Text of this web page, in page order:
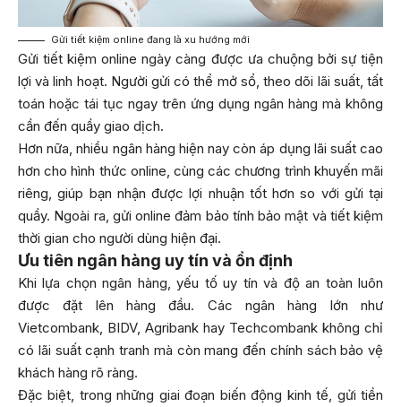
Gửi tiết kiệm online đang là xu hướng mới
Gửi tiết kiệm online ngày càng được ưa chuộng bởi sự tiện
lợi và linh hoạt. Người gửi có thể mở sổ, theo dõi lãi suất, tất
toán hoặc tái tục ngay trên ứng dụng ngân hàng mà không
cần đến quầy giao dịch.
Hơn nữa, nhiều ngân hàng hiện nay còn áp dụng lãi suất cao
hơn cho hình thức online, cùng các chương trình khuyến mãi
riêng, giúp bạn nhận được lợi nhuận tốt hơn so với gửi tại
quầy. Ngoài ra, gửi online đảm bảo tính bảo mật và tiết kiệm
thời gian cho người dùng hiện đại.
Ưu tiên ngân hàng uy tín và ổn định
Khi lựa chọn ngân hàng, yếu tố uy tín và độ an toàn luôn
được đặt lên hàng đầu. Các ngân hàng lớn như
Vietcombank, BIDV, Agribank hay Techcombank không chỉ
có lãi suất cạnh tranh mà còn mang đến chính sách bảo vệ
khách hàng rõ ràng.
Đặc biệt, trong những giai đoạn biến động kinh tế, gửi tiền